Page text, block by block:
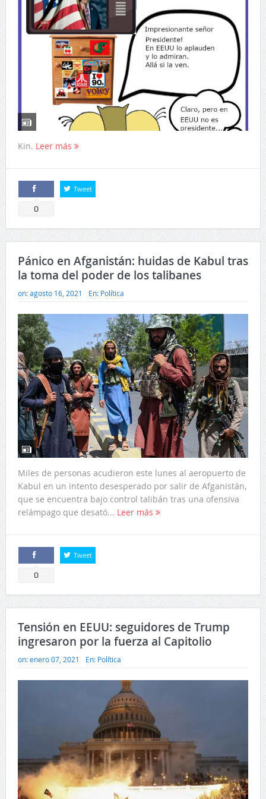
Kin. Leer más
Comparte
0
Tweet
Pánico en Afganistán: huidas de Kabul tras
la toma del poder de los talibanes
on:agosto 16, 2021 En: Política
Miles de personas acudieron este lunes al aeropuerto de
Kabul en un intento desesperado por salir de Afganistán,
que se encuentra bajo control talibán tras una ofensiva
relámpago que desató... Leer más
Comparte
0
Tweet
Tensión en EEUU: seguidores de Trump
ingresaron por la fuerza al Capitolio
on:enero 07, 2021 En: Política